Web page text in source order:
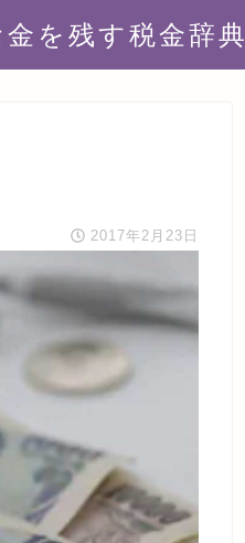
を残す税金辞典
2017年2月23日